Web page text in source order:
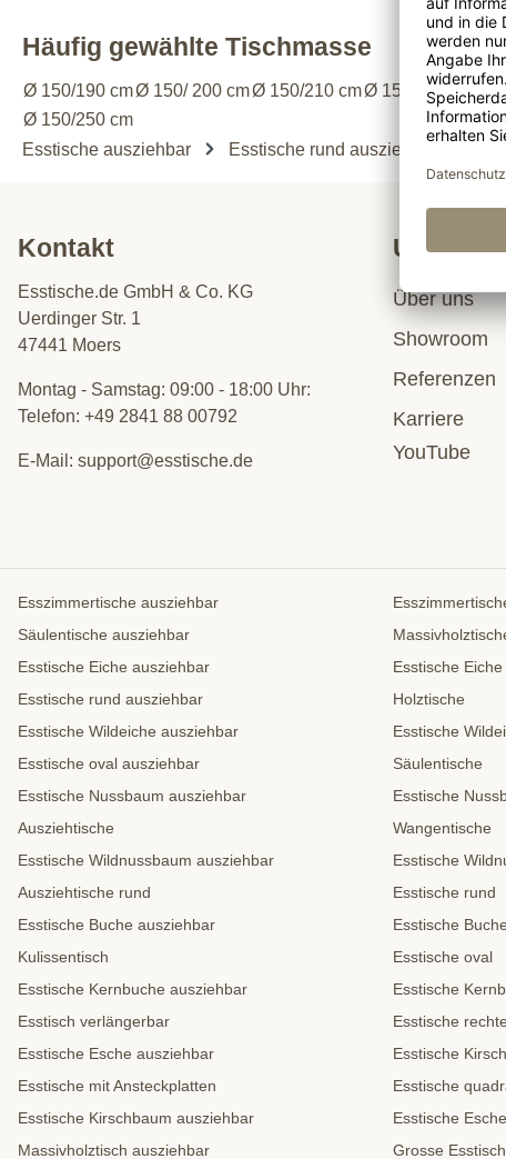
Häufig gewählte Tischmasse
Ø 150/190 cmØ 150/ 200 cmØ 150/210 cmØ 150/220 cmØ
Ø 150/250 cm
Esstische ausziehbar
Esstische rund ausziehbar
Kontakt
Esstische.de GmbH & Co. KG
Uerdinger Str. 1
47441 Moers
Montag - Samstag: 09:00 - 18:00 Uhr:
Telefon: +49 2841 88 00792
E-Mail: support@esstische.de
Über uns
Showroom
Referenzen
Karriere
YouTube
Esszimmertische ausziehbar
Säulentische ausziehbar
Esstische Eiche ausziehbar
Esstische rund ausziehbar
Esstische Wildeiche ausziehbar
Esstische oval ausziehbar
Esstische Nussbaum ausziehbar
Ausziehtische
Esstische Wildnussbaum ausziehbar
Ausziehtische rund
Esstische Buche ausziehbar
Kulissentisch
Esstische Kernbuche ausziehbar
Esstisch verlängerbar
Esstische Esche ausziehbar
Esstische mit Ansteckplatten
Esstische Kirschbaum ausziehbar
Massivholztisch ausziehbar
Esstische Eiche
Holztische
Esstische
Säulentische
Esstische
Wangentische
Esstische
Esstische rund
Esstische Buche
Esstische oval
Esstische
Esstische
Esstische
Esstische
Esstische Esche
Grosse